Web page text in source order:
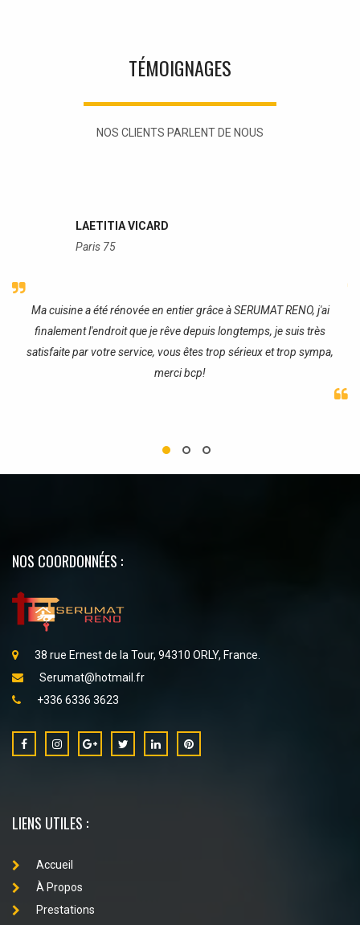
TÉMOIGNAGES
NOS CLIENTS PARLENT DE NOUS
LAETITIA VICARD
Paris 75
Ma cuisine a été rénovée en entier grâce à SERUMAT RENO, j'ai
finalement l'endroit que je rêve depuis longtemps, je suis très
satisfaite par votre service, vous êtes trop sérieux et trop sympa,
merci bcp!
NOS COORDONNÉES :
38 rue Ernest de la Tour, 94310 ORLY, France.
Serumat@hotmail.fr
+336 6336 3623
LIENS UTILES :
Accueil
À Propos
Prestations